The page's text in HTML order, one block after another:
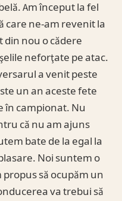
Am început la fel
care ne-am revenit la
nou o cădere
neforţate pe atac.
a venit peste
un an aceste fete
în campionat. Nu
că nu am ajuns
bate de la egal la
Noi suntem o
să ocupăm un
va trebui să